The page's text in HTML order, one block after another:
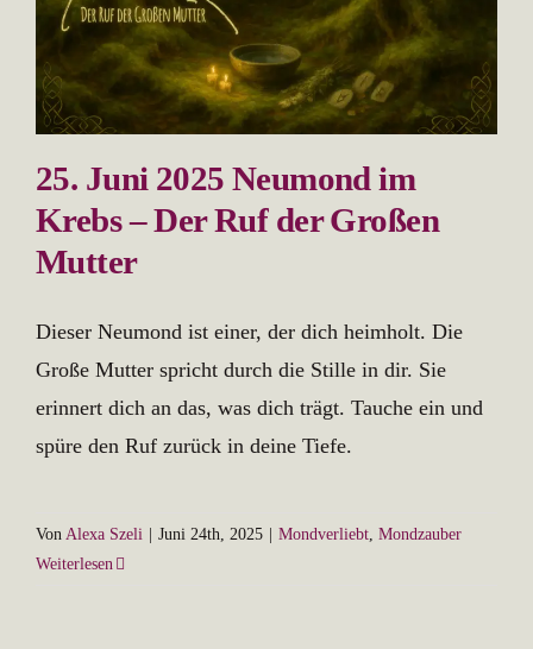
25. Juni 2025 Neumond im
Krebs – Der Ruf der Großen
Mutter
Dieser Neumond ist einer, der dich heimholt. Die
Große Mutter spricht durch die Stille in dir. Sie
erinnert dich an das, was dich trägt. Tauche ein und
spüre den Ruf zurück in deine Tiefe.
Von Alexa Szeli Juni 24th, 2025 Mondverliebt Mondzauber
Weiterlesen